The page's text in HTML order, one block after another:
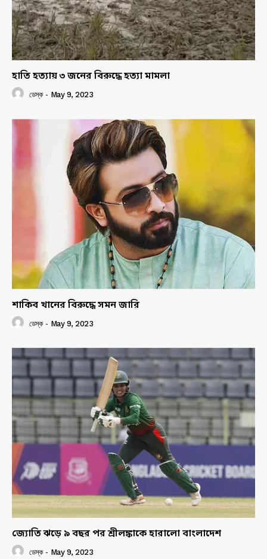
হাতি হত্যায় ৩ জনের বিরুদ্ধে হত্যা মামলা
ডেস্ক - May 9, 2023
শাকিব খানের বিরুদ্ধে সমন জারি
ডেস্ক - May 9, 2023
জ্যোতি ঝড়ে ৯ বছর পর শ্রীলঙ্কাকে হারালো বাংলাদেশ
ডেস্ক - May 9, 2023